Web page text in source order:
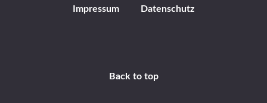
Impressum Datenschutz
Back to top